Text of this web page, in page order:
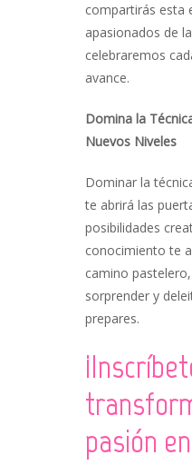
compartirás esta
apasionados de
celebraremos
avance.
Domina la
Nuevos Niveles
Dominar la
te abrirá las
posibilidades
conocimiento te
camino
sorprender y
prepares.
pasión